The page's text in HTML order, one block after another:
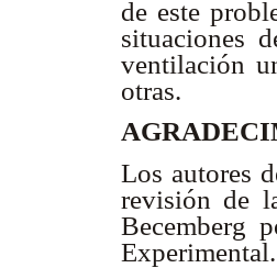
de este
situaciones
ventilación
otras.
Los autores
revisión de
Becemberg
Experimental.